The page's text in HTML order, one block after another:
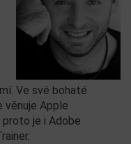
Ve své bohaté
Apple
je i Adobe